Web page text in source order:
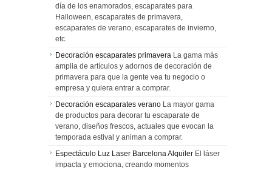
día de los enamorados, escaparates para
Halloween, escaparates de primavera,
escaparates de verano, escaparates de invierno,
etc.
Decoración escaparates primavera La gama más
amplia de artículos y adornos de decoración de
primavera para que la gente vea tu negocio o
empresa y quiera entrar a comprar.
Decoración escaparates verano La mayor gama
de productos para decorar tu escaparate de
verano, diseños frescos, actuales que evocan la
temporada estival y animan a comprar.
Espectáculo Luz Laser Barcelona Alquiler El láser
impacta y emociona, creando momentos